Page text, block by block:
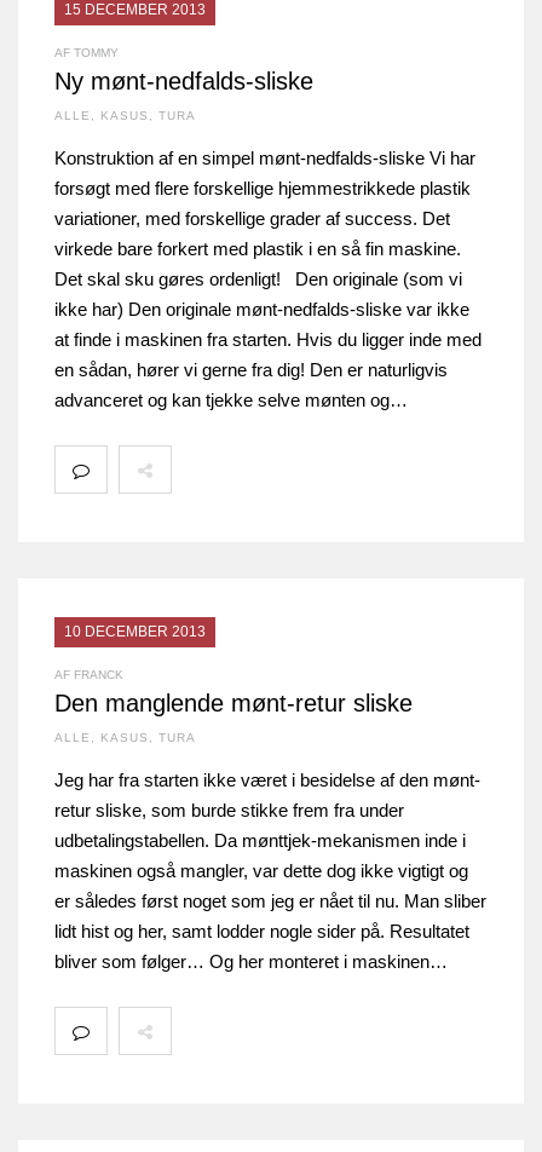
15 DECEMBER 2013
AF TOMMY
Ny mønt-nedfalds-sliske
ALLE KASUS TURA
Konstruktion af en simpel mønt-nedfalds-sliske Vi har
forsøgt med flere forskellige hjemmestrikkede plastik
variationer, med forskellige grader af success. Det
virkede bare forkert med plastik i en så fin maskine.
Det skal sku gøres ordenligt! Den originale (som vi
ikke har) Den originale mønt-nedfalds-sliske var ikke
at finde i maskinen fra starten. Hvis du ligger inde med
en sådan, hører vi gerne fra dig! Den er naturligvis
advanceret og kan tjekke selve mønten og…
10 DECEMBER 2013
AF FRANCK
Den manglende mønt-retur sliske
ALLE KASUS TURA
Jeg har fra starten ikke været i besidelse af den mønt-
retur sliske, som burde stikke frem fra under
udbetalingstabellen. Da mønttjek-mekanismen inde i
maskinen også mangler, var dette dog ikke vigtigt og
er således først noget som jeg er nået til nu. Man sliber
lidt hist og her, samt lodder nogle sider på. Resultatet
bliver som følger… Og her monteret i maskinen…